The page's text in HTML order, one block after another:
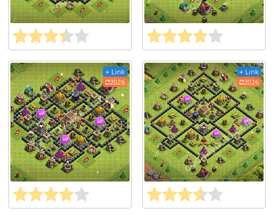
+ Link
2026
+ Link
2026